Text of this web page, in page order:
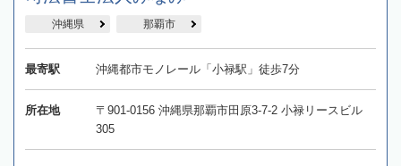
沖縄県 那覇市
最寄駅 沖縄都市モノレール「小禄駅」徒歩7分
所在地
〒901-0156 沖縄県那覇市田原3-7-2 小禄リースビル
305